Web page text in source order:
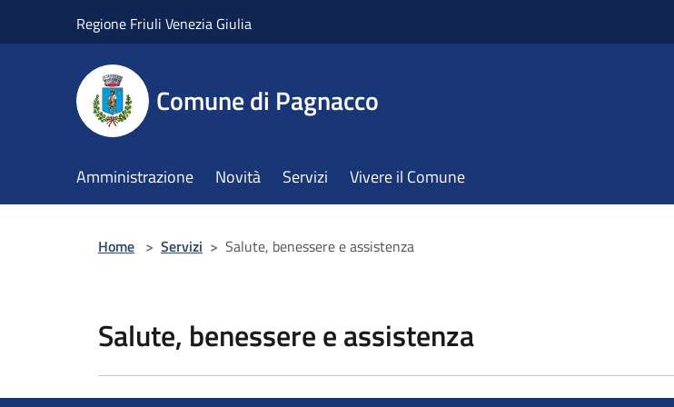
Regione Friuli Venezia Giulia
Comune di Pagnacco
Amministrazione Novità Servizi Vivere il Comune
Home > Servizi > Salute, benessere e assistenza
Salute, benessere e assistenza